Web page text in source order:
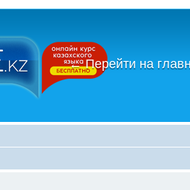
←Перейти на